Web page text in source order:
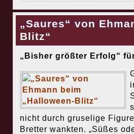
„Saures“ von
Blitz“
„Bisher größter Erfolg“
nicht durch gruselige
Bretter wankten. „Süßes